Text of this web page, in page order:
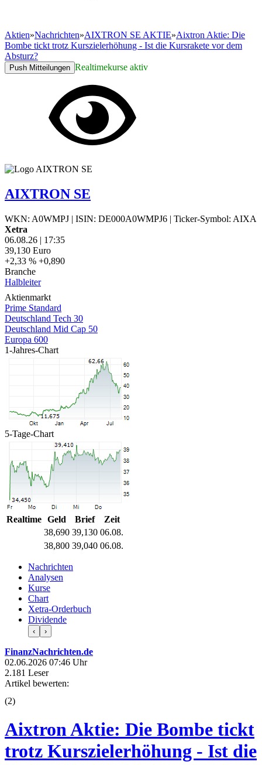
Aktien»Nachrichten»AIXTRON SE AKTIE»Aixtron Aktie: Die
Bombe tickt trotz Kurszielerhöhung - Ist die Kursrakete vor dem
Absturz?
Push Mitteilungen Realtimekurse aktiv
AIXTRON SE
WKN: A0WMPJ | ISIN: DE000A0WMPJ6 | Ticker-Symbol: AIXA
Xetra
06.08.26 | 17:35
39,130 Euro
+2,33 % +0,890
Branche
Halbleiter
Aktienmarkt
Prime Standard
Deutschland Tech 30
Deutschland Mid Cap 50
Europa 600
1-Jahres-Chart
5-Tage-Chart
Realtime Geld Brief
Zeit
38,690 39,130 06.08.
38,800 39,040 06.08.
Nachrichten
Analysen
Kurse
Chart
Xetra-Orderbuch
Dividende
‹ ›
FinanzNachrichten.de
02.06.2026 07:46 Uhr
2.181 Leser
Artikel bewerten:
(2)
Aixtron Aktie: Die Bombe tickt
trotz Kurszielerhöhung - Ist die